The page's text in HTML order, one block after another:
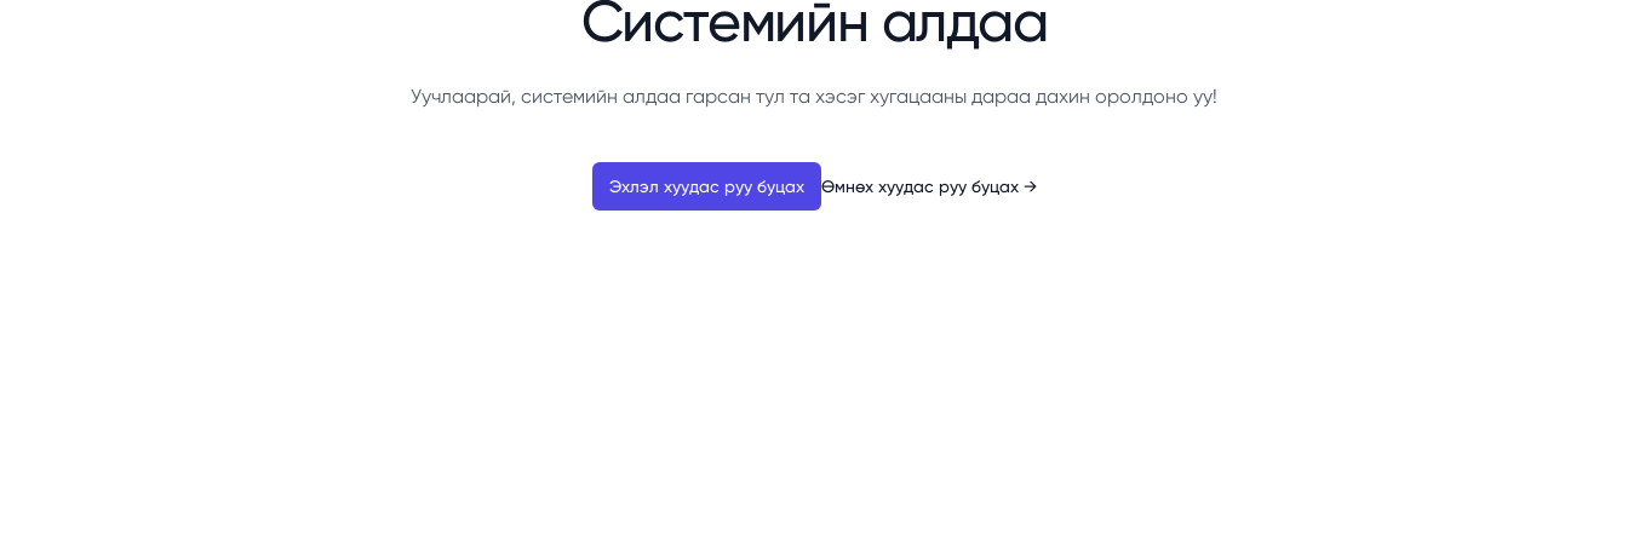
Системийн алдаа
Уучлаарай, системийн алдаа гарсан тул та хэсэг хугацааны дараа дахин оролдоно уу!
Эхлэл хуудас руу буцах Өмнөх хуудас руу буцах →